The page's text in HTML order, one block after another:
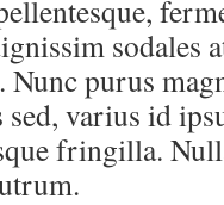
sodales
purus
sed, varius id
fringilla.